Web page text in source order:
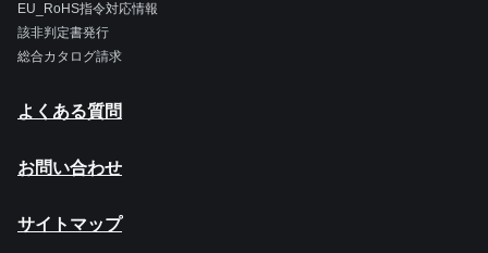
EU_RoHS指令対応情報
該非判定書発行
総合カタログ請求
よくある質問
お問い合わせ
サイトマップ